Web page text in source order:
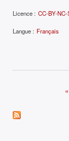
Licence : CC-BY-
Langue : Français